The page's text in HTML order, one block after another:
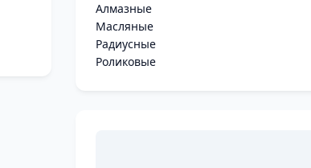
Алмазные
Масляные
Радиусные
Роликовые